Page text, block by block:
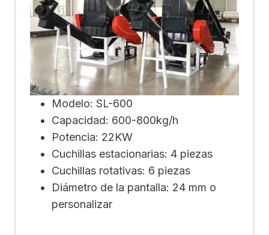
Modelo: SL-600
Capacidad: 600-800kg/h
Potencia: 22KW
Cuchillas estacionarias: 4 piezas
Cuchillas rotativas: 6 piezas
Diámetro de la pantalla: 24 mm o
personalizar